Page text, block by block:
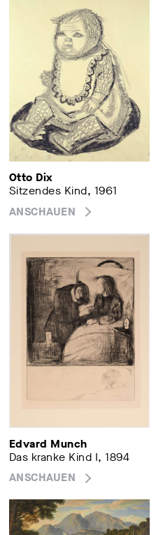
Otto Dix
Sitzendes Kind, 1961
ANSCHAUEN
Edvard Munch
Das kranke Kind I, 1894
ANSCHAUEN